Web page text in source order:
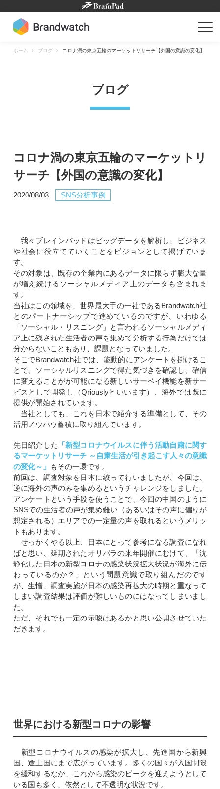
content
ホーム ブログ コロナ渦の東京五輪のマーケットリサーチ【外国の意識の変化】
ブログ
コロナ渦の東京五輪のマーケットリ
サーチ【外国の意識の変化】
2020/08/03 SNS分析事例
我々ブレインパッドはビッグデータを解析し、ビジネス
や社会に役立てていくことをビジョンとして掲げていま
す。
その対象は、既存の企業内にあるデータに限らず膨大な量
が増え続けるソーシャルメディア上のデータも含まれま
す。
当社はこの領域を、世界最大手の一社であるBrandwatch社
とのパートナーシップで進めているのですが、いわゆる
「ソーシャル・リスニング」と言われるソーシャルメディ
ア上に残された生活者の声を集めて分析する行為だけでは
分からないこともあり、課題となっていました。
そこでBrandwatch社では、能動的にアンケートを掛けるこ
とで、ソーシャルリスニングで得た気づきを確認し、確信
に変えることがが可能になる新しいサーベイ機能を新サー
ビスとして開発し（Qriouslyといいます）、海外では既に
提供が開始されています。
当社としても、これを日本で紹介する準備として、その
活用ノウハウ蓄積に取り組んでいます。
先日紹介した
「新型コロナウイルスに伴う活動自粛に関す
るマーケットリサーチ ～自粛生活が引き起こす人々の意識
の変化～」
もその一環です。
前回は、調査対象を日本に絞って行いましたが、今回は、
逆に海外の声のみを集めるというチャレンジをしました。
アンケートという手段を使うことで、今回の中国のように
SNSでの生活者の声が集め難い（あるいはその声に偏りが
想定される）エリアでの一定量の声を取れるというメリッ
トもあります。
せっかくやる以上、日本にとって参考になる調査になれ
ばと思い、延期されたオリパラの来年開催にむけて、「沈
静化した日本の新型コロナの感染状況拡大状況が海外に伝
わっているのか？」という問題意識で取り組んだのです
が、生憎、調査実施が日本の感染再拡大の時期と重なって
しまい調査結果は評価が難しいものにはなってしまいまし
た。
ただ、それでも一定の示唆はあるかと思い公開させていた
だきます。
世界における新型コロナの影響
新型コロナウイルスの感染が拡大し、先進国から新興
国、途上国にまで広がっています。多くの国々が入国制限
を緩和するなか、これから感染のピークを迎えようとして
いる国も多く、依然として不透明な状況です。